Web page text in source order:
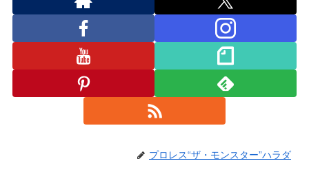
プロレス“ザ・モンスター”ハラダ